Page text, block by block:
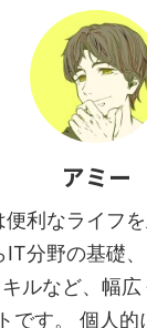
アミー
便利なライフ
IT分野の基礎
ルなど、幅
です。 個人的